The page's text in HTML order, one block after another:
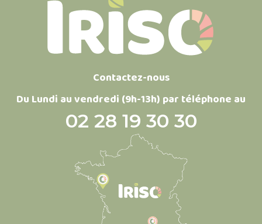
Contactez-nous
Du Lundi au vendredi (9h-13h) par téléphone au
02 28 19 30 30